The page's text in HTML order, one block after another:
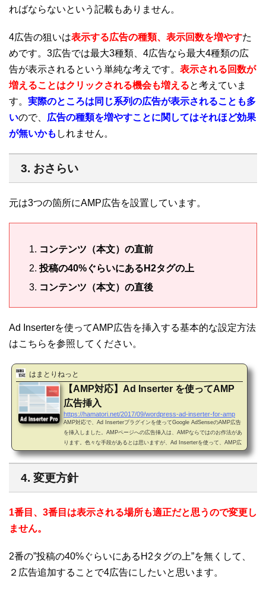
ればならないという記載もありません。
4広告の狙いは表示する広告の種類、表示回数を増やすた
めです。3広告では最大3種類、4広告なら最大4種類の広
告が表示されるという単純な考えです。 表示される回数が
増えることはクリックされる機会も増えると考えていま
す。 実際のところは同じ系列の広告が表示されることも多
いので、 広告の種類を増やすことに関してはそれほど効果
が無いかも しれません。
3. おさらい
元は3つの箇所にAMP広告を設置しています。
コンテンツ（本文）の直前
投稿の40%ぐらいにあるH2タグの上
コンテンツ（本文）の直後
Ad Inserterを使ってAMP広告を挿入する基本的な設定方法
はこちらを参照してください。
はまとりねっと
【AMP対応】Ad Inserter を使ってAMP
広告挿入
https://hamatori.net/2017/09/wordpress-ad-inserter-for-amp
AMP対応で、Ad Inserterプラグインを使ってGoogle AdSenseのAMP広告
を挿入しました。AMPページへの広告挿入は、AMPならではのお作法があ
ります。色々な手段があるとは思いますが、Ad Inserterを使って、AMP広
告の挿入に成功しましたので、一例としてご紹介します。本稿は、AMP広
告を挿入するというところだけを記載し、Ad Inserter自体についての紹介
は最小の内容としています。0. AMPとは？AMPは”Accelerated Mobile Pa
ges”の頭文字です。AMP対応に関してはこちらを参照ください。1. Ad Ins
erterとは？広告を挿入するWordPressのプラ...
4. 変更方針
1番目、3番目は表示される場所も適正だと思うので変更し
ません。
2番の”投稿の40%ぐらいにあるH2タグの上”を無くして、
２広告追加することで4広告にしたいと思います。